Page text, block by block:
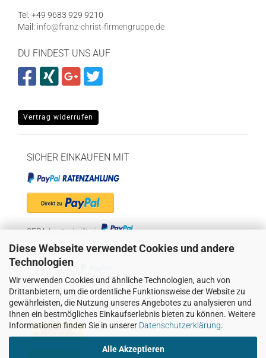
Diese Webseite verwendet Cookies und andere
Technologien
Wir verwenden Cookies und ähnliche Technologien, auch von
Drittanbietern, um die ordentliche Funktionsweise der Website zu
gewährleisten, die Nutzung unseres Angebotes zu analysieren und
Ihnen ein bestmögliches Einkaufserlebnis bieten zu können. Weitere
Informationen finden Sie in unserer Datenschutzerklärung.
Alle Akzeptieren
Tel: +49 9683 929 9210
Mail: info@franz-christ-firmengruppe.de
DU FINDEST UNS AUF
Vertrag widerrufen
SICHER EINKAUFEN MIT
SEPA-Lastschrift via
"Später bezahlen" via
WIR VERSENDEN MIT